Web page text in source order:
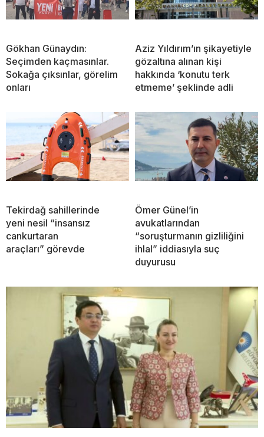
Gökhan Günaydın:
Seçimden kaçmasınlar.
Sokağa çıksınlar, görelim
onları
Aziz Yıldırım’ın şikayetiyle
gözaltına alınan kişi
hakkında ‘konutu terk
etmeme’ şeklinde adli
Tekirdağ sahillerinde
yeni nesil “insansız
cankurtaran
araçları” görevde
Ömer Günel’in
avukatlarından
“soruşturmanın gizliliğini
ihlal” iddiasıyla suç
duyurusu